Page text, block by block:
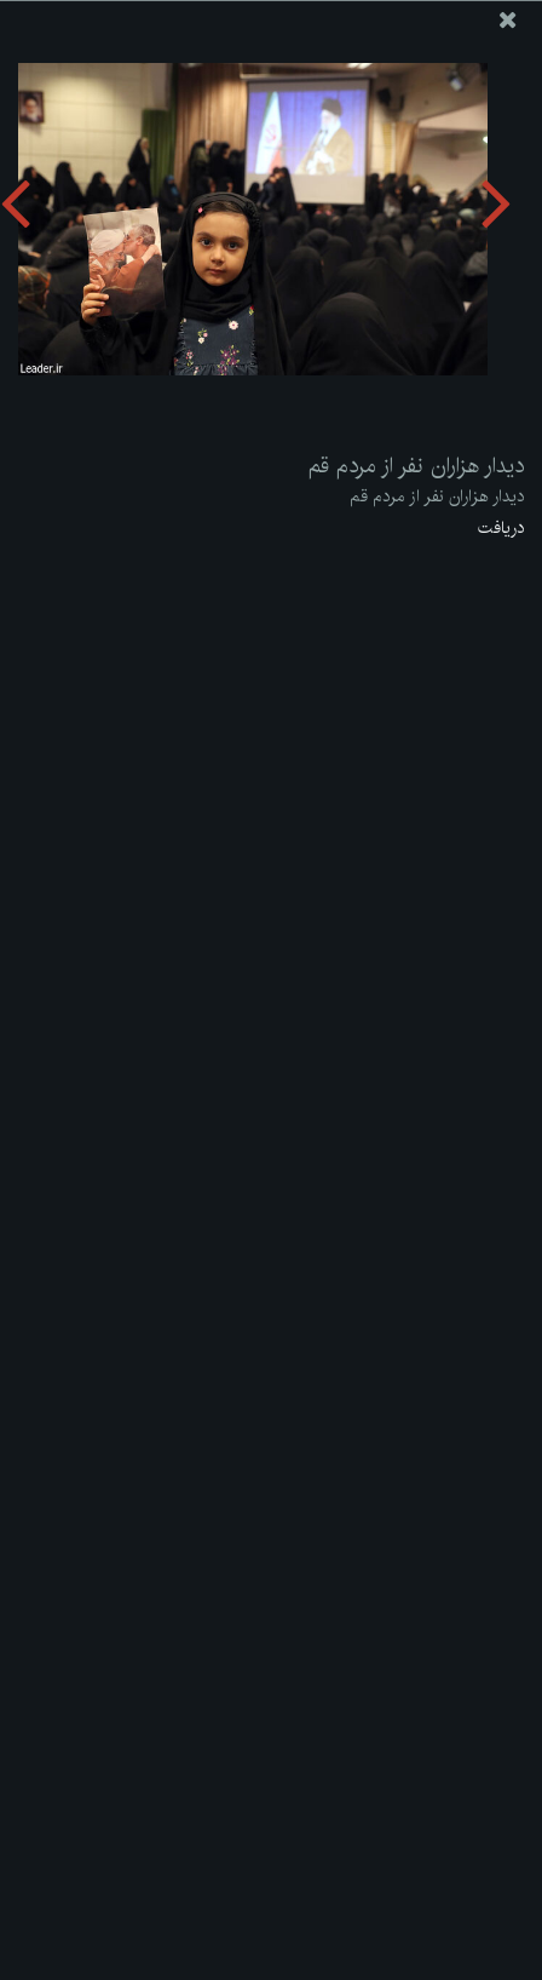
ارسال نامه
وجوهات
دیدار هزاران نفر از مردم قم دریافت آلبوم: zip
دیدار هزاران نفر از مردم قم
دیدار هزاران نفر از مردم قم
دریافت